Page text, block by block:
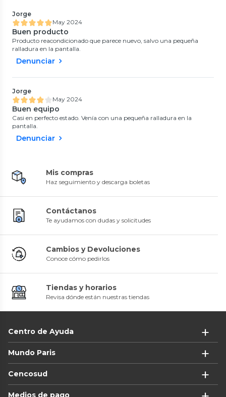
Jorge
May 2024
Buen producto
Producto reacondicionado que parece nuevo, salvo una pequeña
ralladura en la pantalla.
Denunciar
Jorge
May 2024
Buen equipo
Casi en perfecto estado. Venía con una pequeña ralladura en la
pantalla.
Denunciar
Mis compras
Haz seguimiento y descarga boletas
Contáctanos
Te ayudamos con dudas y solicitudes
Cambios y Devoluciones
Conoce cómo pedirlos
Tiendas y horarios
Revisa dónde están nuestras tiendas
Centro de Ayuda
Mundo Paris
Cencosud
Medios de pago